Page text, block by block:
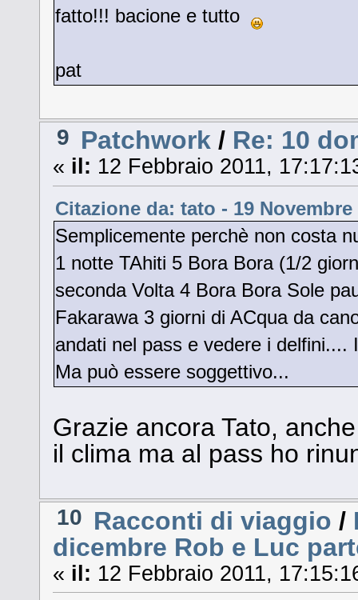
fatto!!! bacione e tutto
pat
9 Patchwork / Re: 10
« il: 12 Febbraio 2011,
Citazione da: tato - 19 Novembre
Semplicemente perchè non costa
1 notte TAhiti 5 Bora Bora (1/2
seconda Volta 4 Bora Bora Sole
Fakarawa 3 giorni di ACqua da
andati nel pass e vedere i
Ma può essere soggettivo...
Grazie ancora Tato,
il clima ma al pass ho
10 Racconti di viaggio /
dicembre Rob e Luc
« il: 12 Febbraio 2011,